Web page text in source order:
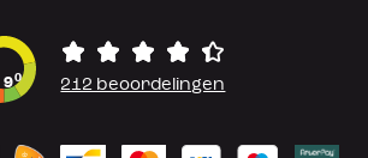
90 212 beoordelingen